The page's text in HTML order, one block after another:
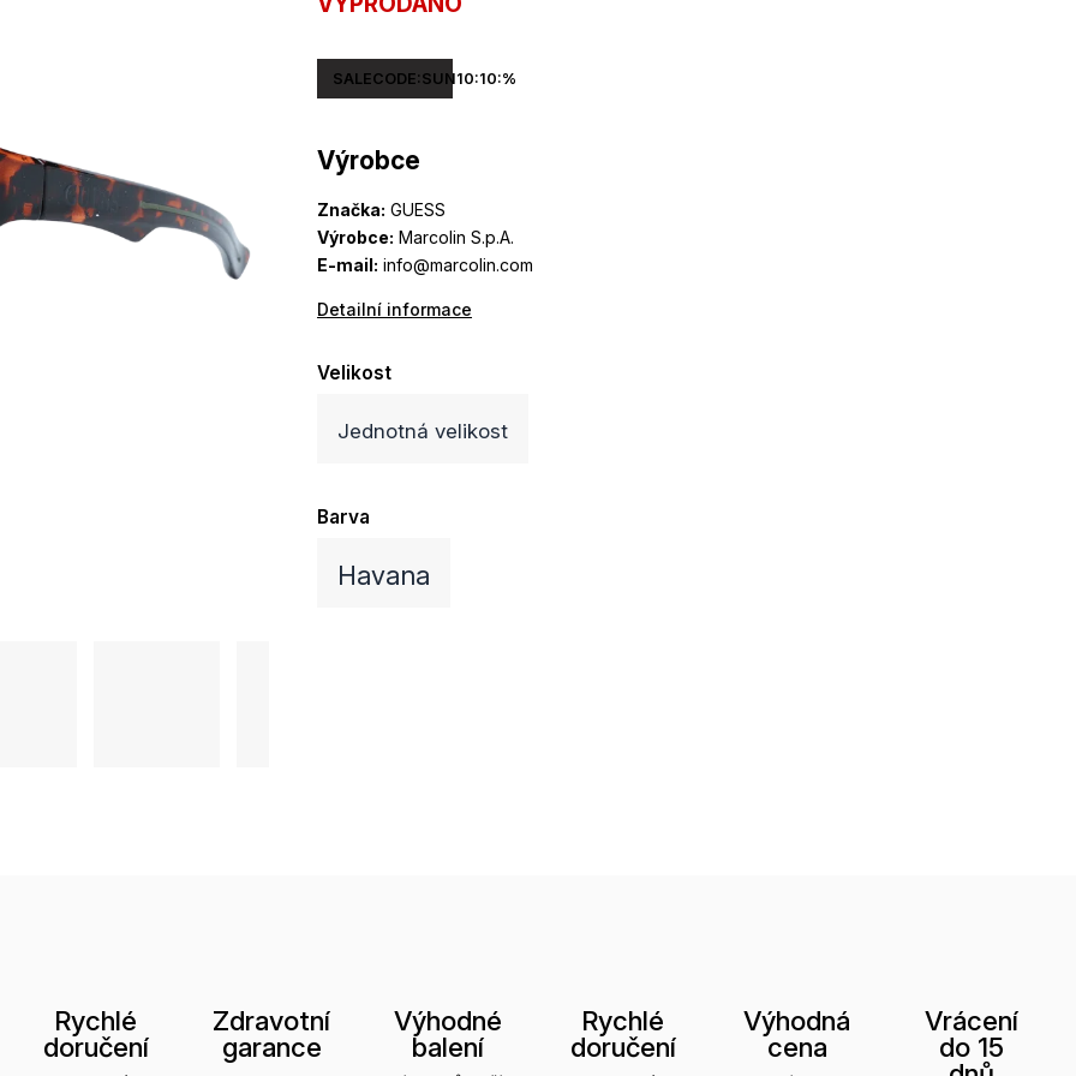
Výrobce
Značka: GUESS
Výrobce: Marcolin S.p.A.
E-mail: info@marcolin.com
Detailní informace
SALECODE:SUN10:10:%
Velikost
Jednotná velikost
Barva
Havana
Rychlé
doručení
Zdravotní
garance
Výhodné
balení
Rychlé
doručení
Výhodná
cena
Vrácení
do 15